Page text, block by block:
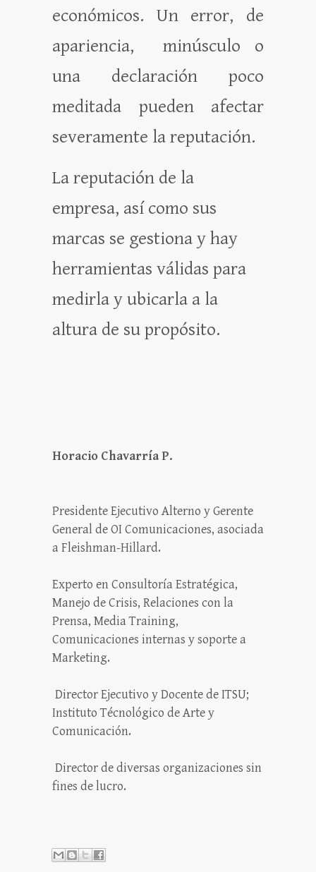
económicos. Un error, de
apariencia, minúsculo o
una declaración poco
meditada pueden afectar
severamente la reputación.
La reputación de la
empresa, así como sus
marcas se gestiona y hay
herramientas válidas para
medirla y ubicarla a la
altura de su propósito.
Horacio Chavarría P.
Presidente Ejecutivo Alterno y Gerente
General de OI Comunicaciones, asociada
a Fleishman-Hillard.
Experto en Consultoría Estratégica,
Manejo de Crisis, Relaciones con la
Prensa, Media Training,
Comunicaciones internas y soporte a
Marketing.
Director Ejecutivo y Docente de ITSU;
Instituto Técnológico de Arte y
Comunicación.
Director de diversas organizaciones sin
fines de lucro.